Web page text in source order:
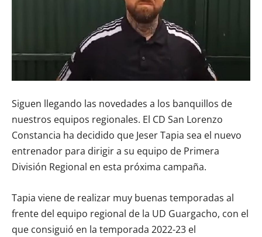
Siguen llegando las novedades a los banquillos de
nuestros equipos regionales. El CD San Lorenzo
Constancia ha decidido que Jeser Tapia sea el nuevo
entrenador para dirigir a su equipo de Primera
División Regional en esta próxima campaña.
Tapia viene de realizar muy buenas temporadas al
frente del equipo regional de la UD Guargacho, con el
que consiguió en la temporada 2022-23 el